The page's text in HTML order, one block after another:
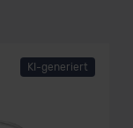
KI-generiert